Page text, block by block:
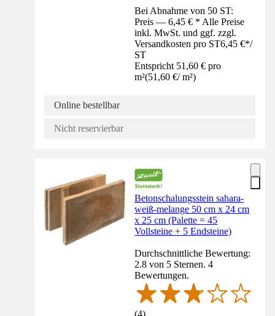
Bei Abnahme von 50 ST:
Preis — 6,45 € * Alle Preise
inkl. MwSt. und ggf. zzgl.
Versandkosten pro ST6,45 €*/
ST
Entspricht 51,60 € pro
m²(51,60 €/ m²)
Online bestellbar
Nicht reservierbar
Betonschalungsstein sahara-
weiß-melange 50 cm x 24 cm
x 25 cm (Palette = 45
Vollsteine + 5 Endsteine)
Durchschnittliche Bewertung:
2.8 von 5 Sternen. 4
Bewertungen.
(4)